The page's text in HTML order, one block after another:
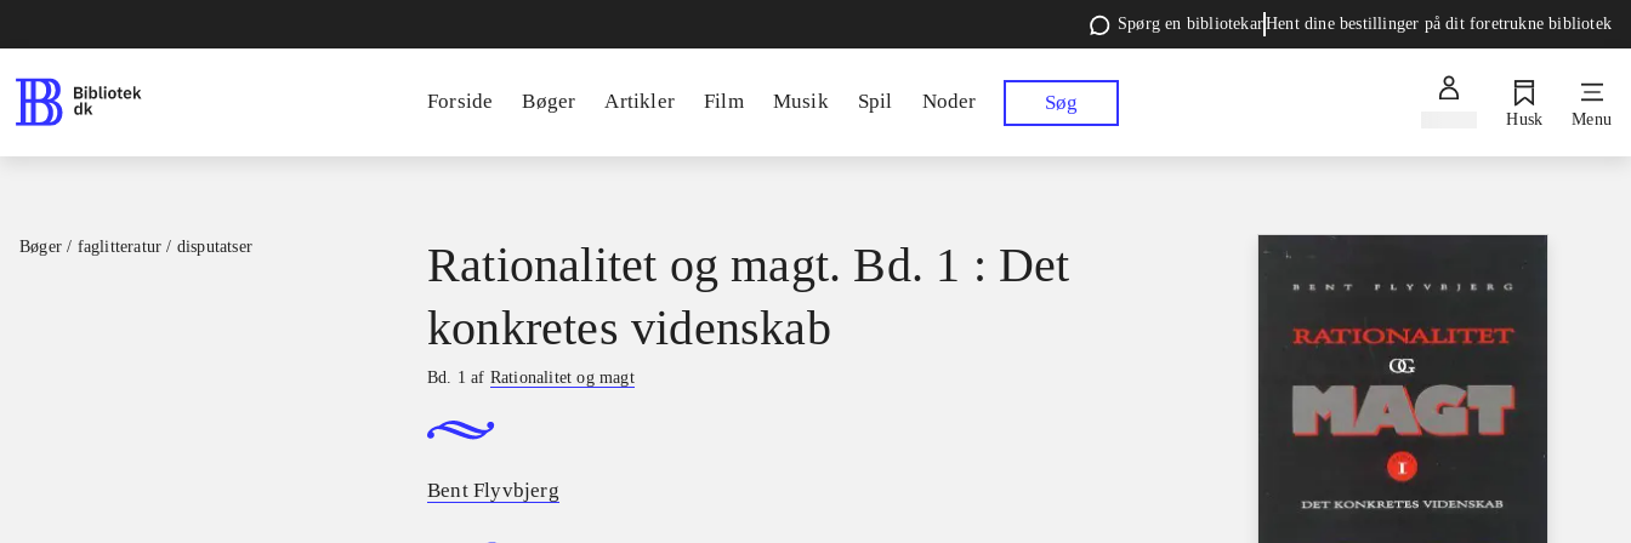
Spørg en bibliotekarHent dine bestillinger på dit foretrukne bibliotek
Forside Bøger Artikler Film Musik Spil Noder Søg
Husk Menu
Bøger / faglitteratur / disputatser
Rationalitet og magt. Bd. 1 : Det
konkretes videnskab
Bd. 1 af Rationalitet og magt
Bent Flyvbjerg